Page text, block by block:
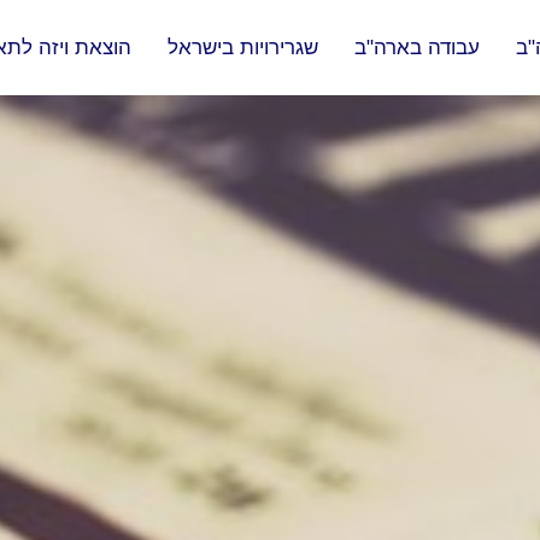
עבודה בארה"ב שגרירויות בישראל הוצאת ויזה